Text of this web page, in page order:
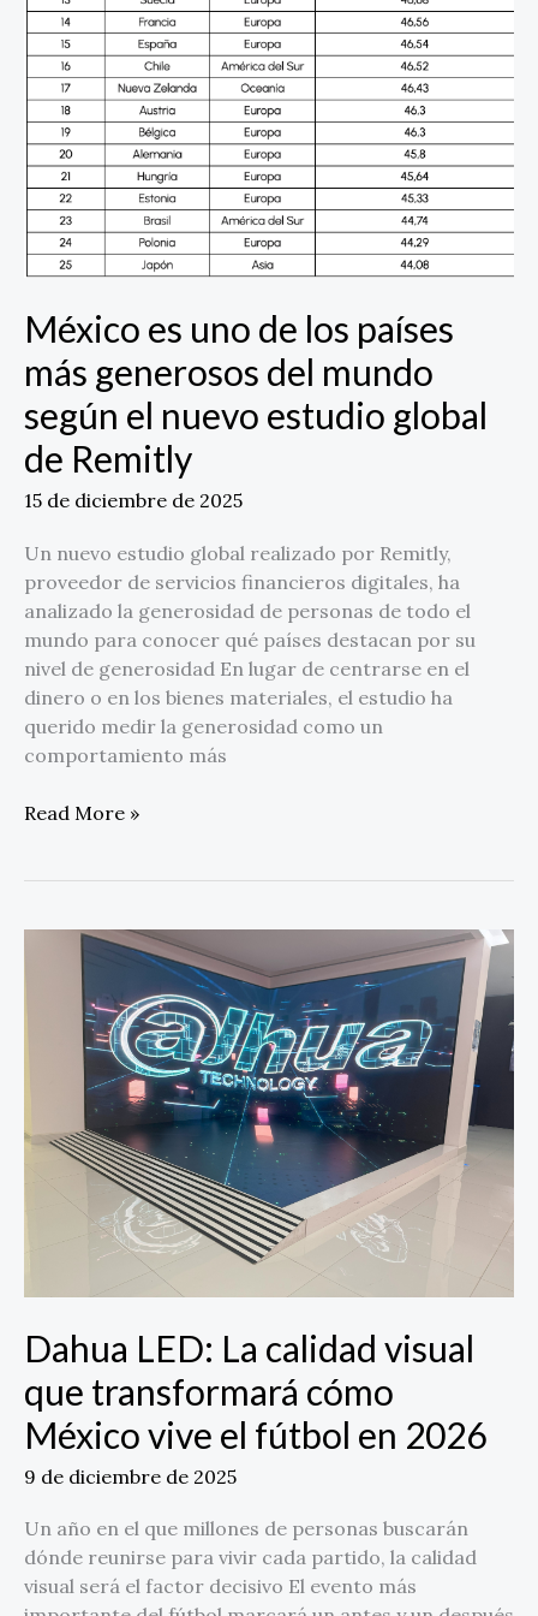
México es uno de los países
más generosos del mundo
según el nuevo estudio global
de Remitly
15 de diciembre de 2025
Un nuevo estudio global realizado por Remitly,
proveedor de servicios financieros digitales, ha
analizado la generosidad de personas de todo el
mundo para conocer qué países destacan por su
nivel de generosidad En lugar de centrarse en el
dinero o en los bienes materiales, el estudio ha
querido medir la generosidad como un
comportamiento más
el
nuevo
estudio
global
de
Remitly
Read More »
Dahua LED: La calidad visual
que transformará cómo
México vive el fútbol en 2026
9 de diciembre de 2025
Un año en el que millones de personas buscarán
dónde reunirse para vivir cada partido, la calidad
visual será el factor decisivo El evento más
calidad
transformará
cómo
México